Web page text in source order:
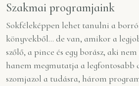
Szakmai programjaink
Sokféleképpen lehet tanulni a
könyvekből... de van, amikor a
szőlő, a pince és egy borász, aki
hanem megmutatja a legfontosabb
szomjazol a tudásra, három